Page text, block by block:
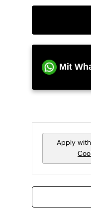
Mit
Apply